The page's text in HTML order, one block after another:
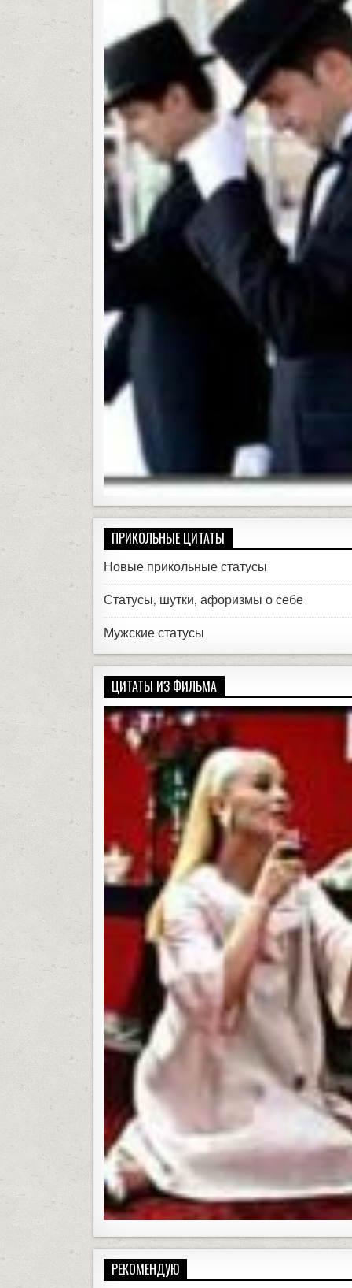
ПРИКОЛЬНЫЕ ЦИТАТЫ
Новые прикольные статусы
Статусы, шутки, афоризмы о себе
Мужские статусы
ЦИТАТЫ ИЗ ФИЛЬМА
РЕКОМЕНДУЮ
Бриллиантовая рука. Цитаты из фильма